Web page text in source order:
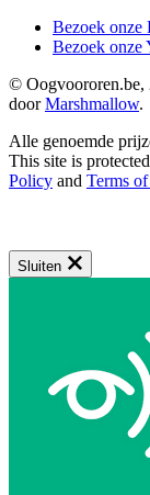
Bezoek onze
Bezoek onze
© Oogvoororen.be,
doorMarshmallow.
Alle genoemde
This site is
Policy and Terms
Sluiten